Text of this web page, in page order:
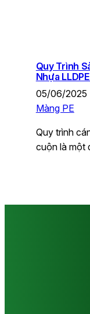
Quy Trình
Nhựa
05/06/2025
Màng PE
Quy trình
cuộn là một